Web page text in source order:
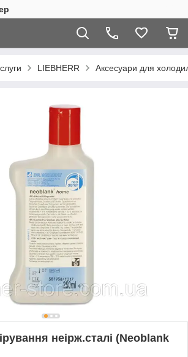
LIEBHERR Аксесуари для
неірж.сталі (Neoblank